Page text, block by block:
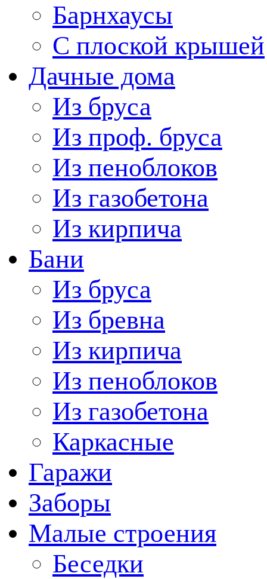
Барнхаусы
С плоской крышей
Дачные дома
Из бруса
Из проф. бруса
Из пеноблоков
Из газобетона
Из кирпича
Бани
Из бруса
Из бревна
Из кирпича
Из пеноблоков
Из газобетона
Каркасные
Гаражи
Заборы
Малые строения
Беседки